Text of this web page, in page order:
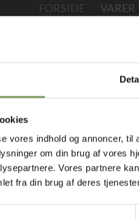
vores indhold og annoncer,
om din brug af vores
Vores partnere
fra din brug af deres
FORSIDE VARER